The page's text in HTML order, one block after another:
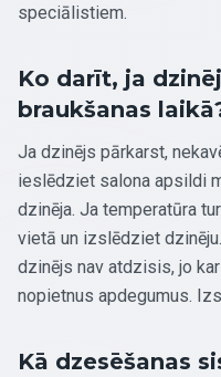
speciālistiem.
Ko darīt, ja
braukšanas
Ja dzinējs pārkarst,
ieslēdziet salona apsildi
dzinēja. Ja temperatūra
vietā un izslēdziet
dzinējs nav atdzisis, jo
nopietnus apdegumus.
Kā dzesēšanas